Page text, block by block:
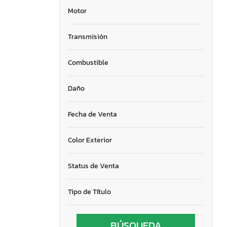
Motor
Transmisión
Combustible
Daño
Fecha de Venta
Color Exterior
Status de Venta
Tipo de Título